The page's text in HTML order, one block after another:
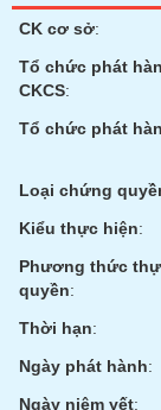
CK cơ sở:
Tổ chức phát
CKCS:
Tổ chức phát
Loại chứng
Kiểu thực hiện:
Phương thức
quyền:
Thời hạn:
Ngày phát hành:
Ngày niêm yết: